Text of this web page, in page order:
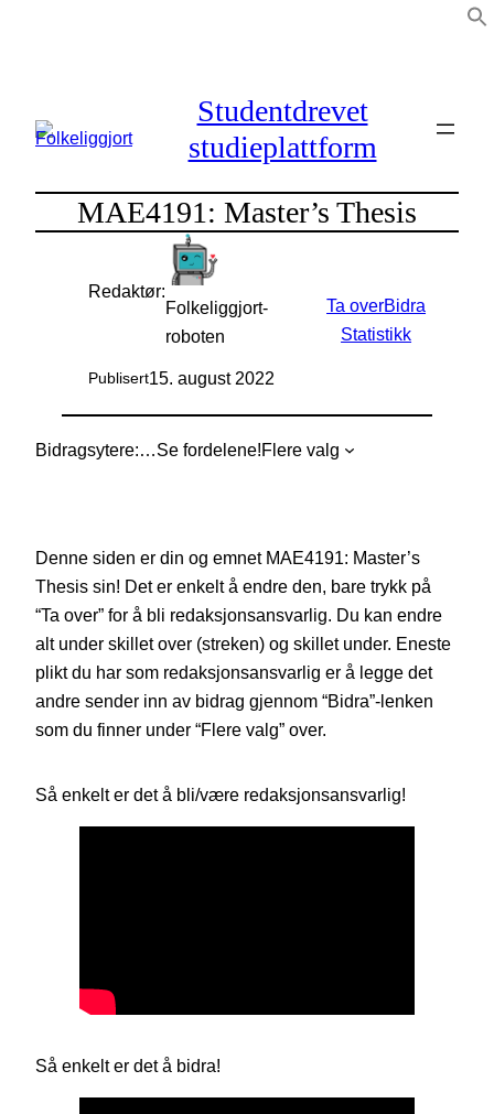
Studentdrevet
studieplattform
MAE4191: Master’s Thesis
Redaktør:
Folkeliggjort-
roboten
Publisert15. august 2022
Ta overBidra
Statistikk
Bidragsytere: Se fordelene!Flere valg
Denne siden er din og emnet MAE4191: Master’s
Thesis sin! Det er enkelt å endre den, bare trykk på
“Ta over” for å bli redaksjonsansvarlig. Du kan endre
alt under skillet over (streken) og skillet under. Eneste
plikt du har som redaksjonsansvarlig er å legge det
andre sender inn av bidrag gjennom “Bidra”-lenken
som du finner under “Flere valg” over.
Så enkelt er det å bli/være redaksjonsansvarlig!
Så enkelt er det å bidra!